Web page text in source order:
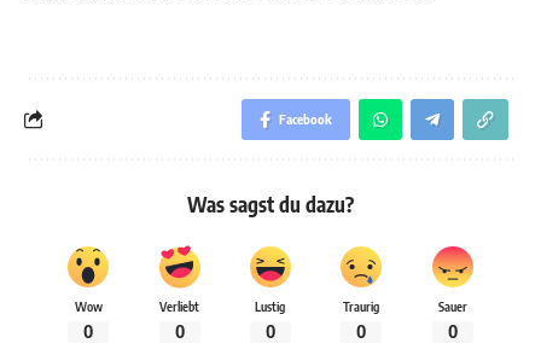
Facebook
Was sagst du dazu?
Wow
0
Verliebt
0
Lustig
0
Traurig
0
Sauer
0